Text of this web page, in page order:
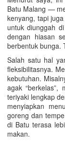
Batu Malang —
kenyang, tapi
untuk diunggah
dengan hiasan
berbentuk bunga.
Salah satu hal
fleksibilitasnya.
kebutuhan.
agak “berkelas”,
teriyaki lengkap
menyiapkan
goreng dan
di Batu terasa
makan.